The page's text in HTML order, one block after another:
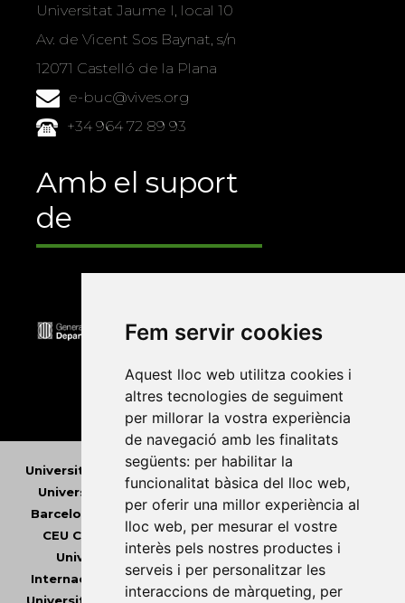
Fem servir cookies
Aquest lloc web utilitza cookies i
altres tecnologies de seguiment
per millorar la vostra experiència
de navegació amb les finalitats
següents: per habilitar la
funcionalitat bàsica del lloc web,
per oferir una millor experiència al
lloc web, per mesurar el vostre
interès pels nostres productes i
serveis i per personalitzar les
interaccions de màrqueting, per
Universitat Jaume I, local 10
Av. de Vicent Sos Baynat, s/n
12071 Castelló de la Plana
e-buc@vives.org
+34 964 72 89 93
Amb el suport
de
Universitat Abat Oliba CEU•Universitat d'Alacant
Universitat d'Andorra•Universitat Autònoma de
Barcelona
Universitat de Barcelona• Universitat
CEU Cardenal Herrera•Universitat de Girona
Universitat de les Illes Balears• Universitat
Internacional de Catalunya •Universitat Jaume I